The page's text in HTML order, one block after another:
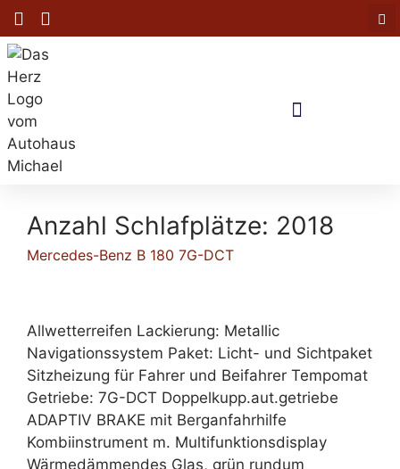
Anzahl Schlafplätze: 2018
Mercedes-Benz B 180 7G-DCT
Allwetterreifen Lackierung: Metallic
Navigationssystem Paket: Licht- und Sichtpaket
Sitzheizung für Fahrer und Beifahrer Tempomat
Getriebe: 7G-DCT Doppelkupp.aut.getriebe
ADAPTIV BRAKE mit Berganfahrhilfe
Kombiinstrument m. Multifunktionsdisplay
Wärmedämmendes Glas, grün rundum